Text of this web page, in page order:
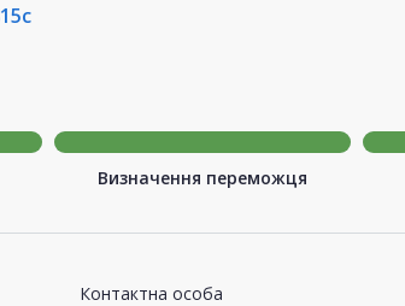
Визначення переможця
Контактна особа